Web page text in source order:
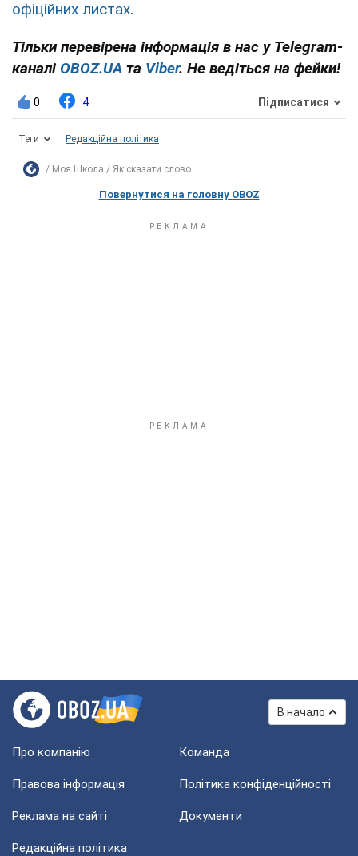
офіційних листах.
Тільки перевірена інформація в нас у Telegram-
каналі OBOZ.UA та Viber. Не ведіться на фейки!
0 4 Підписатися
Теги Редакційна політика
Моя Школа Як сказати слово...
Повернутися на головну OBOZ
В начало
Про компанію Команда
Правова інформація Політика конфіденційності
Реклама на сайті Документи
Редакційна політика